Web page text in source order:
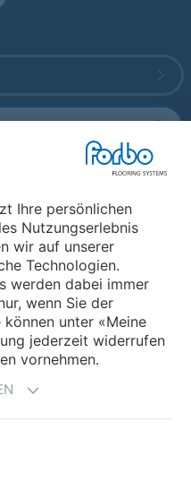
Ihre persönlichen
Nutzungserlebnis
wir auf unserer
Technologien.
werden dabei immer
wenn Sie der
unter «Meine
jederzeit widerrufen
vornehmen.